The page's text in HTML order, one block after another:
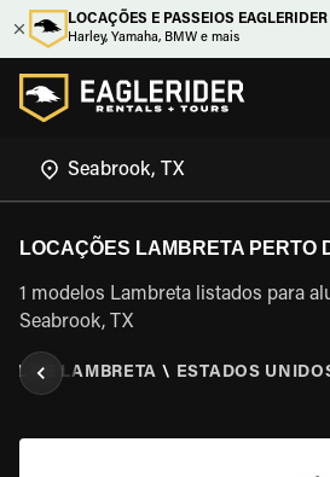
LOCAÇÕES E PASSEIOS EAGLERIDER
Harley, Yamaha, BMW e mais
LOCAÇÕES LAMBRETA PERTO
1 modelos Lambreta listados para
Seabrook, TX
DE LAMBRETA \ ESTADOS